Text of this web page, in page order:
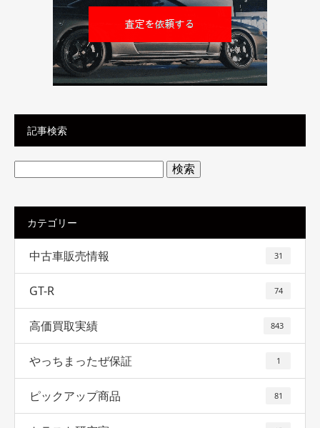
記事検索
検
索:
カテゴリー
中古車販売情報 31
GT-R 74
高価買取実績 843
やっちまったぜ保証 1
ピックアップ商品 81